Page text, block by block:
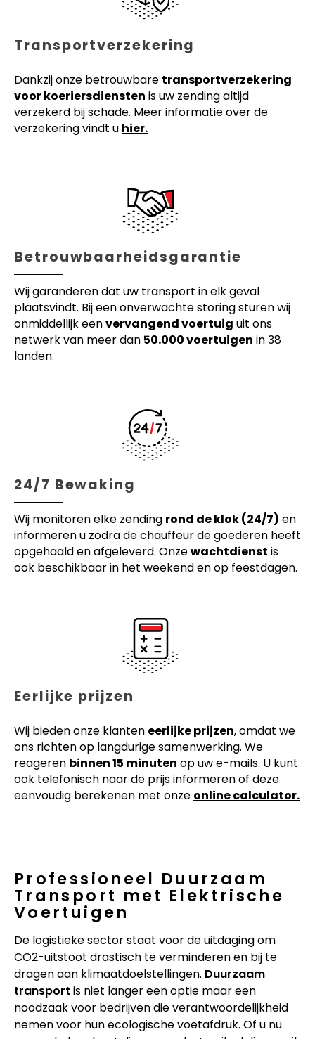
Transportverzekering
Dankzij onze betrouwbare transportverzekering
voor koeriersdiensten is uw zending altijd
verzekerd bij schade. Meer informatie over de
verzekering vindt u hier.
Betrouwbaarheidsgarantie
Wij garanderen dat uw transport in elk geval
plaatsvindt. Bij een onverwachte storing sturen wij
onmiddellijk eenvervangend voertuig uit ons
netwerk van meer dan 50.000 voertuigen in 38
landen.
24/7 Bewaking
Wij monitoren elke zending rond de klok (24/7) en
informeren u zodra de chauffeur de goederen heeft
opgehaald en afgeleverd. Onzewachtdienst is
ook beschikbaar in het weekend en op feestdagen.
Eerlijke prijzen
Wij bieden onze klanten eerlijke prijzen, omdat we
ons richten op langdurige samenwerking. We
reageren binnen 15 minuten op uw e-mails. U kunt
ook telefonisch naar de prijs informeren of deze
eenvoudig berekenen met onze online calculator.
Professioneel Duurzaam
Transport met Elektrische
Voertuigen
De logistieke sector staat voor de uitdaging om
CO2-uitstoot drastisch te verminderen en bij te
dragen aan klimaatdoelstellingen. Duurzaam
transport is niet langer een optie maar een
noodzaak voor bedrijven die verantwoordelijkheid
nemen voor hun ecologische voetafdruk. Of u nu